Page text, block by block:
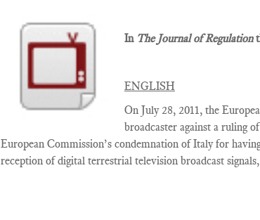
In The Journal of Regulation
ENGLISH
On July 28, 2011, the
broadcaster against a ruling
European Commission’s condemnation of Italy for
reception of digital terrestrial television broadcast